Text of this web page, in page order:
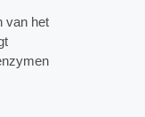
van het